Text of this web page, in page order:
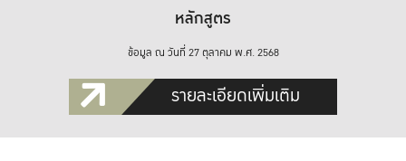
หลักสูตร
ข้อมูล ณ วันที่ 27 ตุลาคม พ.ศ. 2568
รายละเอียดเพิ่มเติม